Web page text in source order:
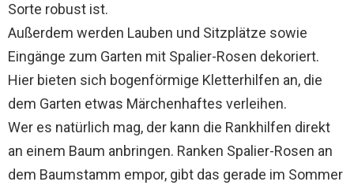
Sorte robust ist.
Außerdem werden Lauben und Sitzplätze sowie
Eingänge zum Garten mit Spalier-Rosen dekoriert.
Hier bieten sich bogenförmige Kletterhilfen an, die
dem Garten etwas Märchenhaftes verleihen.
Wer es natürlich mag, der kann die Rankhilfen direkt
an einem Baum anbringen. Ranken Spalier-Rosen an
dem Baumstamm empor, gibt das gerade im Sommer